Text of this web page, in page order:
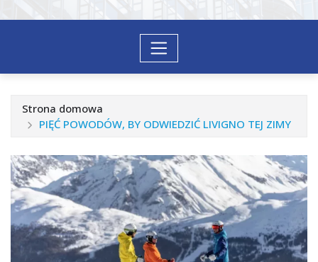
Strona domowa
PIĘĆ POWODÓW, BY ODWIEDZIĆ LIVIGNO TEJ ZIMY